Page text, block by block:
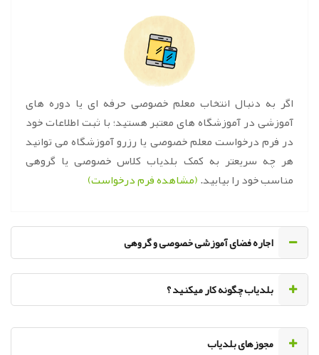
اگر به دنبال انتخاب معلم خصوصی حرفه ای یا دوره های
آموزشی در آموزشگاه های معتبر هستید؛ با ثبت اطلاعات خود
در فرم درخواست معلم خصوصی یا رزرو آموزشگاه می توانید
هر چه سریعتر به کمک بلدیاب کلاس خصوصی یا گروهی
مناسب خود را بیابید.(مشاهده فرم درخواست)
اجاره فضای آموزشی خصوصی و گروهی
‌بلدیاب چگونه کار میکنید ؟
مجوزهای بلدیاب